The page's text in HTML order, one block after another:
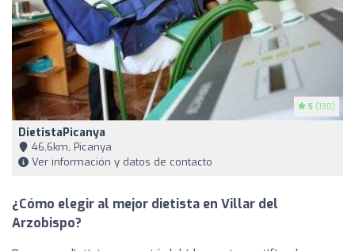
5 (130)
DietistaPicanya
46,6km, Picanya
Ver información y datos de contacto
¿Cómo elegir al mejor dietista en Villar del
Arzobispo?